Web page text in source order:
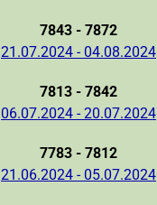
7843 - 7872
21.07.2024 - 04.08.2024
7813 - 7842
06.07.2024 - 20.07.2024
7783 - 7812
21.06.2024 - 05.07.2024